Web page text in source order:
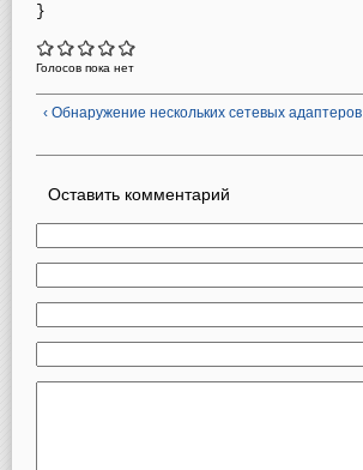
}
Голосов пока нет
‹ Обнаружение нескольких сетевых адаптеров
Оставить комментарий